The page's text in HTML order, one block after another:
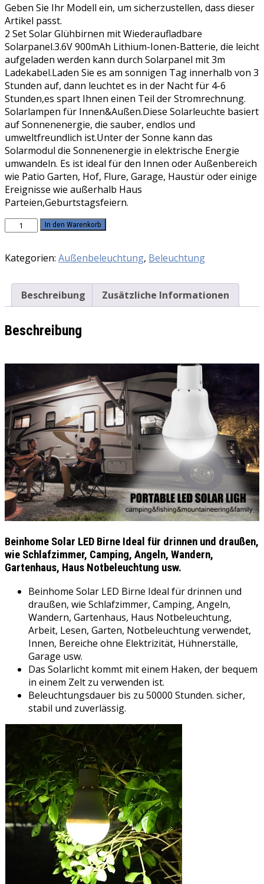
Geben Sie Ihr Modell ein, um sicherzustellen, dass dieser
Artikel passt.
2 Set Solar Glühbirnen mit Wiederaufladbare
Solarpanel.3.6V 900mAh Lithium-Ionen-Batterie, die leicht
aufgeladen werden kann durch Solarpanel mit 3m
Ladekabel.Laden Sie es am sonnigen Tag innerhalb von 3
Stunden auf, dann leuchtet es in der Nacht für 4-6
Stunden,es spart Ihnen einen Teil der Stromrechnung.
Solarlampen für Innen&Außen.Diese Solarleuchte basiert
auf Sonnenenergie, die sauber, endlos und
umweltfreundlich ist.Unter der Sonne kann das
Solarmodul die Sonnenenergie in elektrische Energie
umwandeln. Es ist ideal für den Innen oder Außenbereich
wie Patio Garten, Hof, Flure, Garage, Haustür oder einige
Ereignisse wie außerhalb Haus
Parteien,Geburtstagsfeiern.
Beinhome
Glühbirne
für
Außen
mit
Solar
Laterne
Campinglampe
Hängelampe
mit
Solarpanel,3W
Birne
für
Außen
Innen
Camp
Zelt
Wandern
Angeln
Gartenhaus
Menge
In den Warenkorb
Kategorien: Außenbeleuchtung, Beleuchtung
Beschreibung Zusätzliche Informationen
Beschreibung
Beinhome Solar LED Birne Ideal für drinnen und draußen,
wie Schlafzimmer, Camping, Angeln, Wandern,
Gartenhaus, Haus Notbeleuchtung usw.
Beinhome Solar LED Birne Ideal für drinnen und
draußen, wie Schlafzimmer, Camping, Angeln,
Wandern, Gartenhaus, Haus Notbeleuchtung,
Arbeit, Lesen, Garten, Notbeleuchtung verwendet,
Innen, Bereiche ohne Elektrizität, Hühnerställe,
Garage usw.
Das Solarlicht kommt mit einem Haken, der bequem
in einem Zelt zu verwenden ist.
Beleuchtungsdauer bis zu 50000 Stunden. sicher,
stabil und zuverlässig.